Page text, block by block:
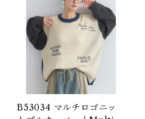
B53034 マルチロゴニッ